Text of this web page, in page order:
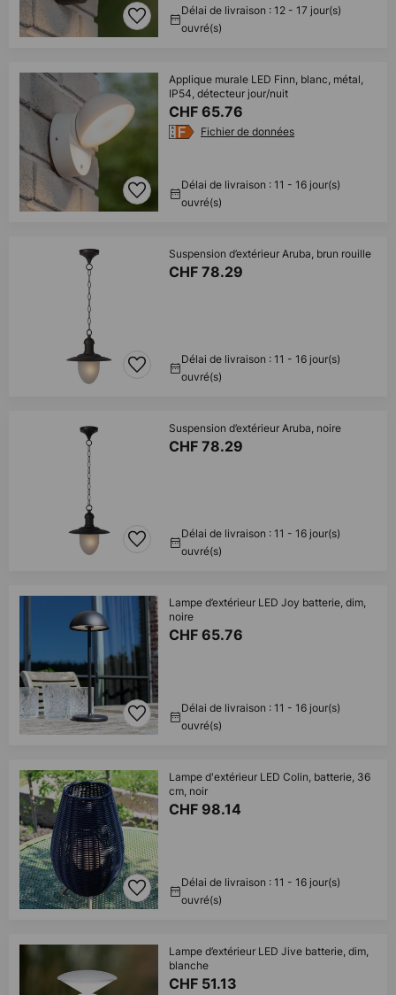
Délai de livraison : 12 - 17 jour(s)
ouvré(s)
Applique murale LED Finn, blanc, métal,
IP54, détecteur jour/nuit
CHF 65.76
Fichier de données
Délai de livraison : 11 - 16 jour(s)
ouvré(s)
Suspension d’extérieur Aruba, brun rouille
CHF 78.29
Délai de livraison : 11 - 16 jour(s)
ouvré(s)
Suspension d’extérieur Aruba, noire
CHF 78.29
Délai de livraison : 11 - 16 jour(s)
ouvré(s)
Lampe d’extérieur LED Joy batterie, dim,
noire
CHF 65.76
Délai de livraison : 11 - 16 jour(s)
ouvré(s)
Lampe d'extérieur LED Colin, batterie, 36
cm, noir
CHF 98.14
Délai de livraison : 11 - 16 jour(s)
ouvré(s)
Lampe d’extérieur LED Jive batterie, dim,
blanche
CHF 51.13